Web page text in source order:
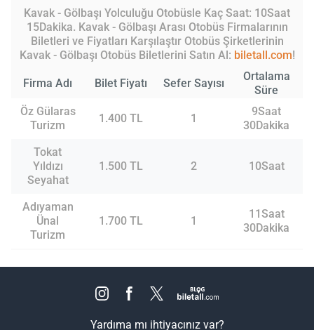
Kavak - Gölbaşı Yolculuğu Otobüsle Kaç Saat: 10Saat
15Dakika. Kavak - Gölbaşı Arası Otobüs Firmalarının
Biletleri ve Fiyatları Karşılaştır Otobüs Şirketlerinin
Kavak - Gölbaşı Otobüs Biletlerini Satın Al: biletall.com!
Firma Adı Bilet Fiyatı Sefer Sayısı
Ortalama
Süre
Öz Gülaras
Turizm
1.400 TL 1
9Saat
30Dakika
Tokat
Yıldızı
Seyahat
1.500 TL 2 10Saat
Adıyaman
Ünal
Turizm
1.700 TL 1
11Saat
30Dakika
Yardıma mı ihtiyacınız var?